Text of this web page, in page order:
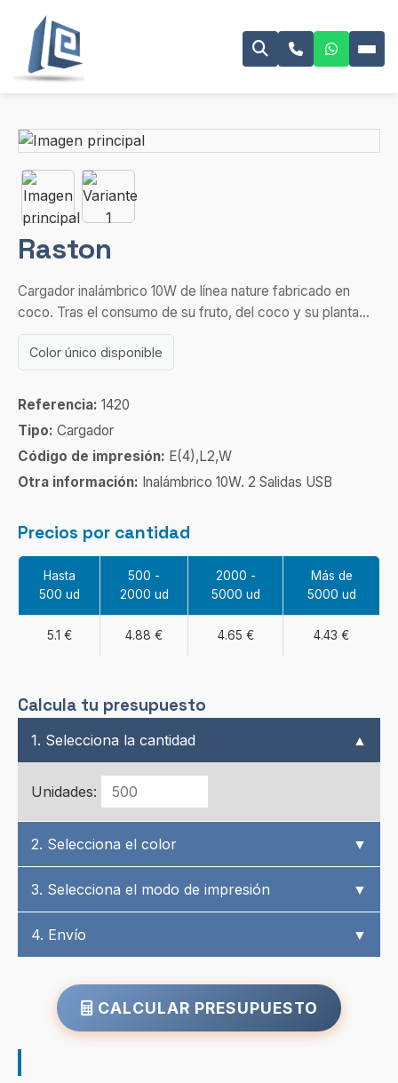
Raston
Cargador inalámbrico 10W de línea nature fabricado en
coco. Tras el consumo de su fruto, del coco y su planta...
Color único disponible
Referencia: 1420
Tipo: Cargador
Código de impresión: E(4),L2,W
Otra información: Inalámbrico 10W. 2 Salidas USB
Precios por cantidad
Hasta
500 ud
500 -
2000 ud
2000 -
5000 ud
Más de
5000 ud
5.1 € 4.88 € 4.65 € 4.43 €
Calcula tu presupuesto
1. Selecciona la cantidad ▲
Unidades:
2. Selecciona el color ▼
3. Selecciona el modo de impresión ▼
4. Envío ▼
CALCULAR PRESUPUESTO